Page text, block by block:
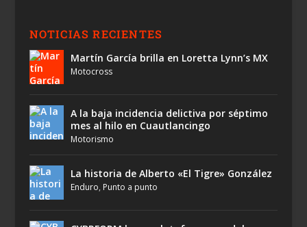
NOTICIAS RECIENTES
Martín García brilla en Loretta Lynn’s MX
Motocross
A la baja incidencia delictiva por séptimo
mes al hilo en Cuautlancingo
Motorismo
La historia de Alberto «El Tigre» González
Enduro, Punto a punto